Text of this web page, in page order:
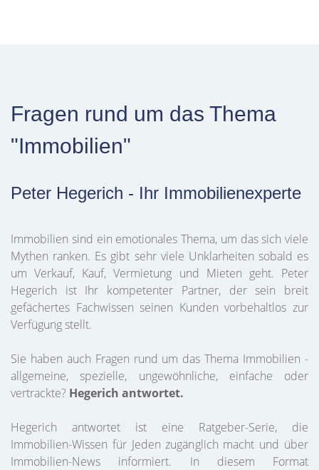
Fragen rund um das Thema
"Immobilien"
Peter Hegerich - Ihr Immobilienexperte
Immobilien sind ein emotionales Thema, um das sich viele
Mythen ranken. Es gibt sehr viele Unklarheiten sobald es
um Verkauf, Kauf, Vermietung und Mieten geht. Peter
Hegerich ist Ihr kompetenter Partner, der sein breit
gefächertes Fachwissen seinen Kunden vorbehaltlos zur
Verfügung stellt.
Sie haben auch Fragen rund um das Thema Immobilien -
allgemeine, spezielle, ungewöhnliche, einfache oder
vertrackte? Hegerich antwortet.
Hegerich antwortet ist eine Ratgeber-Serie, die
Immobilien-Wissen für Jeden zugänglich macht und über
Immobilien-News informiert. In diesem Format